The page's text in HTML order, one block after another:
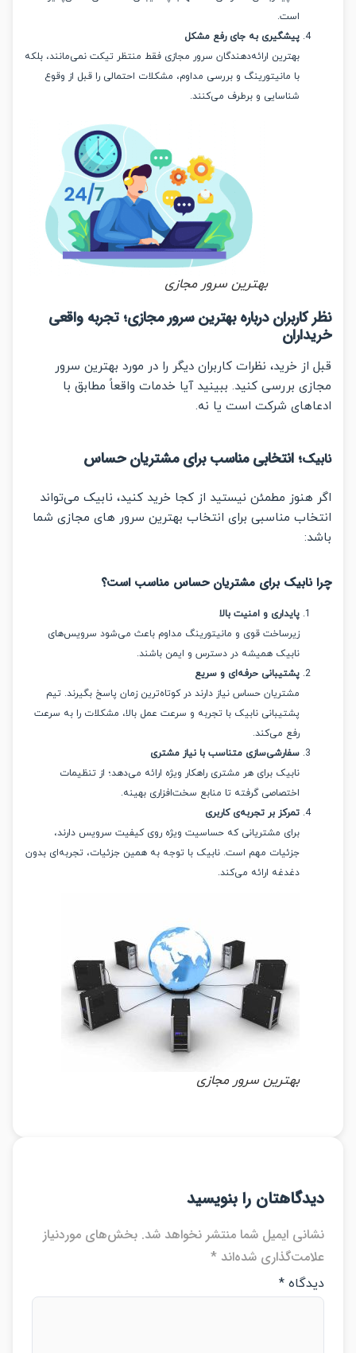
پیشگیری به جای رفع مشکل
بهترین ارائه‌دهندگان سرور مجازی فقط منتظر تیکت نمی‌مانند، بلکه
با مانیتورینگ و بررسی مداوم، مشکلات احتمالی را قبل از وقوع
شناسایی و برطرف می‌کنند.
بهترین سرور مجازی
کاربران درباره بهترین سرور مجازی؛ تجربه واقعی
خرید، نظرات کاربران دیگر را در مورد بهترین سرور
بررسی کنید. ببینید آیا خدمات واقعاً مطابق با
شرکت است یا نه.
؛ انتخابی مناسب برای مشتریان حساس
هنوز مطمئن نیستید از کجا خرید کنید، نابیک می‌تواند
مناسبی برای انتخاب بهترین سرور های مجازی شما
نابیک برای مشتریان حساس مناسب است؟
پایداری و امنیت بالا
زیرساخت قوی و مانیتورینگ مداوم باعث می‌شود سرویس‌های
نابیک همیشه در دسترس و ایمن باشند.
پشتیبانی حرفه‌ای و سریع
مشتریان حساس نیاز دارند در کوتاه‌ترین زمان پاسخ بگیرند. تیم
پشتیبانی نابیک با تجربه و سرعت عمل بالا، مشکلات را به سرعت
رفع می‌کند.
سفارشی‌سازی متناسب با نیاز مشتری
نابیک برای هر مشتری راهکار ویژه ارائه می‌دهد؛ از تنظیمات
اختصاصی گرفته تا منابع سخت‌افزاری بهینه.
تمرکز بر تجربه‌ی کاربری
برای مشتریانی که حساسیت ویژه روی کیفیت سرویس دارند،
جزئیات مهم است. نابیک با توجه به همین جزئیات، تجربه‌ای بدون
دغدغه ارائه می‌کند.
بهترین سرور مجازی
را بنویسید
ایمیل شما منتشر نخواهد شد. بخش‌های موردنیاز
شده‌اند *
*